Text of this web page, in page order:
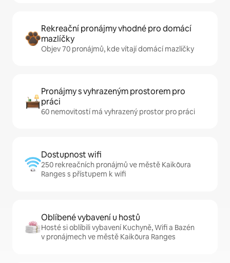
Rekreační pronájmy vhodné pro domácí
mazlíčky
Objev 70 pronájmů, kde vítají domácí mazlíčky
Pronájmy s vyhrazeným prostorem pro
práci
60 nemovitostí má vyhrazený prostor pro práci
Dostupnost wifi
250 rekreačních pronájmů ve městě Kaikōura
Ranges s přístupem k wifi
Oblíbené vybavení u hostů
Hosté si oblíbili vybavení Kuchyně, Wifi a Bazén
v pronájmech ve městě Kaikōura Ranges